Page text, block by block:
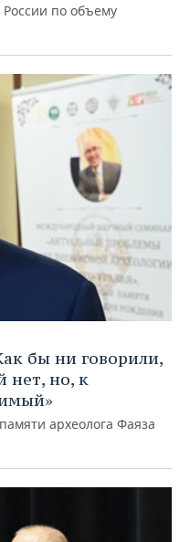
России по объему
бы ни говорили,
нет, но, к
археолога Фаяза